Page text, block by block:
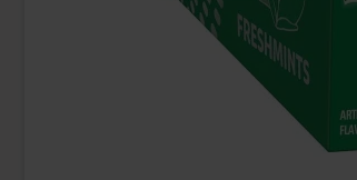
Red Bull Green Drakfrukt 25cl